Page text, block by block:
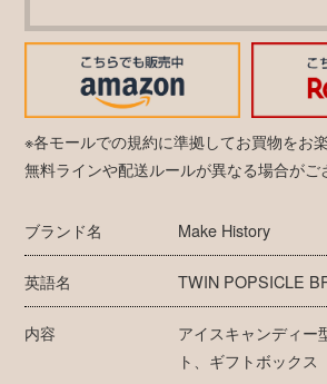
※各モールでの規約に準拠してお買物をお
無料ラインや配送ルールが異なる場合がご
ブランド名 Make History
英語名 TWIN POPSICLE
内容
アイスキャンディー
ト、ギフトボックス